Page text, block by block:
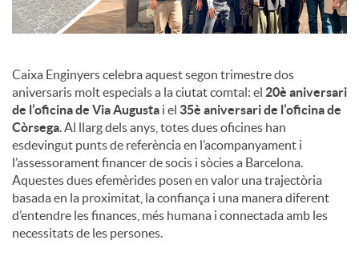
n
t
i
n
g
Caixa Enginyers celebra aquest segon trimestre dos
aniversaris molt especials a la ciutat comtal: el 20è aniversari
de l’oficina de Via Augusta i el 35è aniversari de l’oficina de
Còrsega. Al llarg dels anys, totes dues oficines han
esdevingut punts de referència en l’acompanyament i
l’assessorament financer de socis i sòcies a Barcelona.
Aquestes dues efemèrides posen en valor una trajectòria
basada en la proximitat, la confiança i una manera diferent
d’entendre les finances, més humana i connectada amb les
necessitats de les persones.